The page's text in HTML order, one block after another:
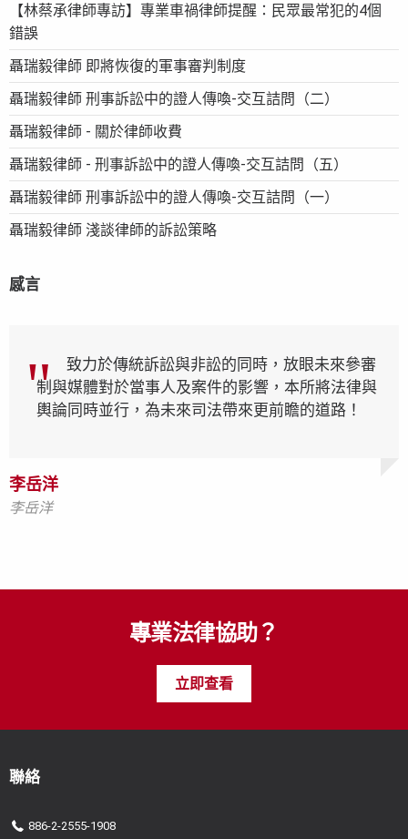
【林蔡承律師專訪】專業車禍律師提醒：民眾最常犯的4個
錯誤
聶瑞毅律師 即將恢復的軍事審判制度
聶瑞毅律師 刑事訴訟中的證人傳喚-交互詰問（二）
聶瑞毅律師 - 關於律師收費
聶瑞毅律師 - 刑事訴訟中的證人傳喚-交互詰問（五）
聶瑞毅律師 刑事訴訟中的證人傳喚-交互詰問（一）
聶瑞毅律師 淺談律師的訴訟策略
感言
李岳洋
李岳洋
李岳洋
李岳洋
致力於傳統訴訟與非訟的同時，放眼未來參審
制與媒體對於當事人及案件的影響，本所將法律與
輿論同時並行，為未來司法帶來更前瞻的道路！
李岳洋
李岳洋
專業法律協助？
立即查看
聯絡
886-2-2555-1908